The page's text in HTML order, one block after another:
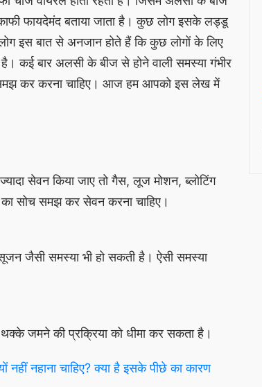
फायदेमंद बताया जाता है। कुछ लोग इसके लड्डू
इस बात से अनजान होते हैं कि कुछ लोगों के लिए
कई बार अलसी के बीज से होने वाली समस्या गंभीर
कर करना चाहिए। आज हम आपको इस लेख में
सेवन किया जाए तो गैस, लूज मोशन, ब्लोटिंग
सोच समझ कर सेवन करना चाहिए।
जैसी समस्या भी हो सकती है। ऐसी समस्या
जमने की प्रक्रिया को धीमा कर सकता है।
नहाना चाहिए? क्या है इसके पीछे का कारण